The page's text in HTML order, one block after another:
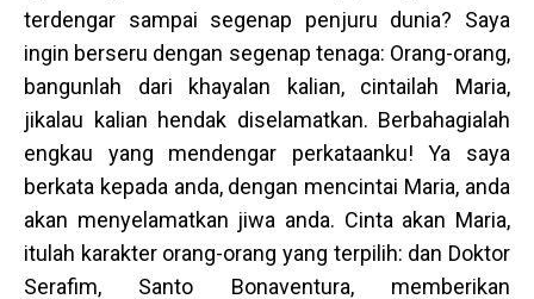
terdengar sampai segenap penjuru dunia? Saya
ingin berseru dengan segenap tenaga: Orang-orang,
bangunlah dari khayalan kalian, cintailah Maria,
jikalau kalian hendak diselamatkan. Berbahagialah
engkau yang mendengar perkataanku! Ya saya
berkata kepada anda, dengan mencintai Maria, anda
akan menyelamatkan jiwa anda. Cinta akan Maria,
itulah karakter orang-orang yang terpilih: dan Doktor
Serafim, Santo Bonaventura, memberikan